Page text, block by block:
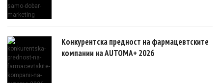
Конкурентска предност на фармацевтските
компании на AUTOMA+ 2026